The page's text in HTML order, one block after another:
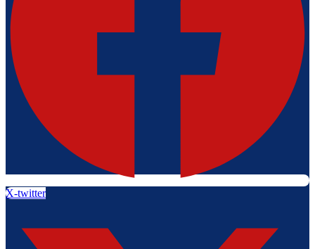
X-twitter